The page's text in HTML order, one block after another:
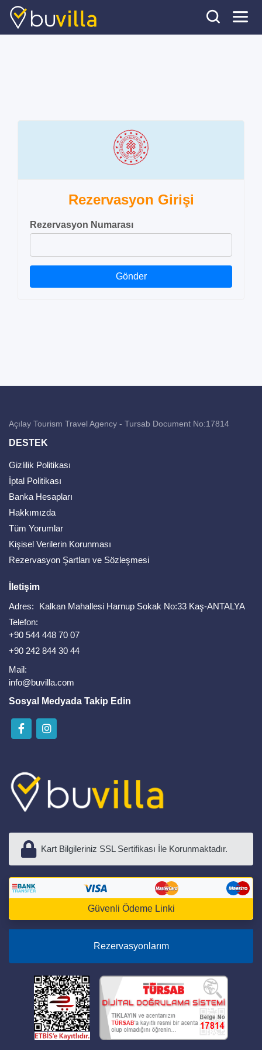
Rezervasyon Girişi
Rezervasyon Numarası
Gönder
Açılay Tourism Travel Agency - Tursab Document No:17814
DESTEK
Gizlilik Politikası
İptal Politikası
Banka Hesapları
Hakkımızda
Tüm Yorumlar
Kişisel Verilerin Korunması
Rezervasyon Şartları ve Sözleşmesi
İletişim
Adres:
Kalkan Mahallesi Harnup Sokak No:33 Kaş-ANTALYA
Telefon:
+90 544 448 70 07
+90 242 844 30 44
Mail:
info@buvilla.com
Sosyal Medyada Takip Edin
Kart Bilgileriniz SSL Sertifikası İle Korunmaktadır.
Güvenli Ödeme Linki
Rezervasyonlarım